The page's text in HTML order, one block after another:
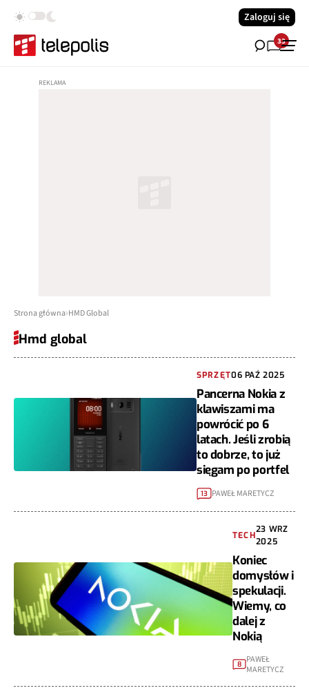
Zaloguj się
33
Strona główna HMD Global
Hmd global
SPRZĘT06 PAŹ 2025
Pancerna Nokia z
klawiszami ma
powrócić po 6
latach. Jeśli zrobią
to dobrze, to już
sięgam po portfel
13 PAWEŁ MARETYCZ
TECH
23 WRZ
2025
Koniec
domysłów i
spekulacji.
Wiemy, co
dalej z
Nokią
8 PAWEŁ
MARETYCZ